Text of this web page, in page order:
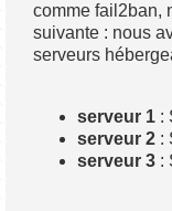
comme fail2ban,
suivante : nous
serveurs
serveur 1 :
serveur 2 :
serveur 3 :